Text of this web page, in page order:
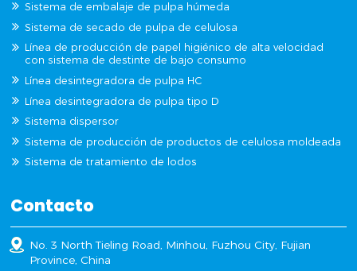
Sistema de embalaje de pulpa húmeda
Sistema de secado de pulpa de celulosa
Línea de producción de papel higiénico de alta velocidad
con sistema de destinte de bajo consumo
Línea desintegradora de pulpa HC
Línea desintegradora de pulpa tipo D
Sistema dispersor
Sistema de producción de productos de celulosa moldeada
Sistema de tratamiento de lodos
Contacto
No. 3 North Tieling Road, Minhou, Fuzhou City, Fujian
Province, China